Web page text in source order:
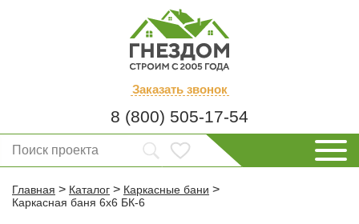
Заказать звонок
8 (800) 505-17-54
Главная > Каталог > Каркасные бани >
Каркасная баня 6х6 БК-6